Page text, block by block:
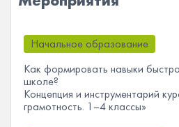
Начальное образование
Как формировать навыки
школе?
Концепция и инструментарий
грамотность. 1–4 классы»